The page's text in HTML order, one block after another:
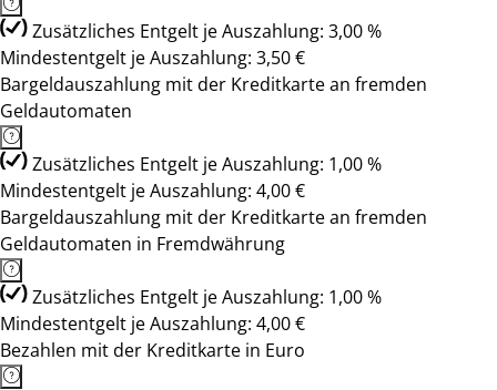
Zusätzliches Entgelt je Auszahlung: 3,00 %
Mindestentgelt je Auszahlung: 3,50 €
Bargeldauszahlung mit der Kreditkarte an fremden
Geldautomaten
Zusätzliches Entgelt je Auszahlung: 1,00 %
Mindestentgelt je Auszahlung: 4,00 €
Bargeldauszahlung mit der Kreditkarte an fremden
Geldautomaten in Fremdwährung
Zusätzliches Entgelt je Auszahlung: 1,00 %
Mindestentgelt je Auszahlung: 4,00 €
Bezahlen mit der Kreditkarte in Euro